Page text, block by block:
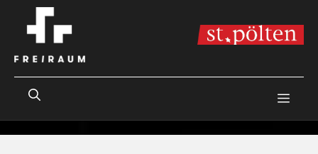
Inhalt
springen